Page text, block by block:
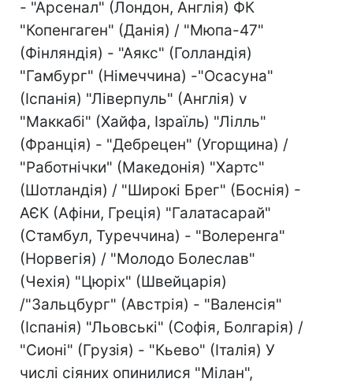
- "Арсенал" (Лондон, Англія) ФК
"Копенгаген" (Данія) / "Мюпа-47"
(Фінляндія) - "Аякс" (Голландія)
"Гамбург" (Німеччина) -"Осасуна"
(Іспанія) "Ліверпуль" (Англія) v
"Маккабі" (Хайфа, Ізраїль) "Лілль"
(Франція) - "Дебрецен" (Угорщина) /
"Работнічки" (Македонія) "Хартс"
(Шотландія) / "Широкі Брег" (Боснія) -
АЄК (Афіни, Греція) "Галатасарай"
(Стамбул, Туреччина) - "Волеренга"
(Норвегія) / "Молодо Болеслав"
(Чехія) "Цюріх" (Швейцарія)
/"Зальцбург" (Австрія) - "Валенсія"
(Іспанія) "Льовські" (Софія, Болгарія) /
"Сионі" (Грузія) - "Кьево" (Італія) У
числі сіяних опинилися "Мілан",